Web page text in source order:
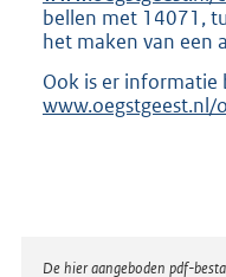
bellen met 14071,
het maken van een
Ook is er informatie
www.oegstgeest.nl/
De hier aangeboden pdf-